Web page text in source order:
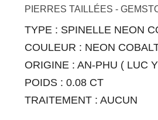
PIERRES TAILLÉES -
TYPE : SPINELLE NEON
COULEUR : NEON
ORIGINE : AN-PHU ( LUC
POIDS : 0.08 CT
TRAITEMENT : AUCUN